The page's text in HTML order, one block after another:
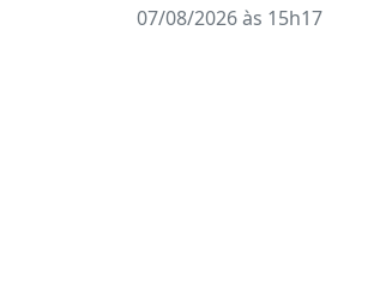
07/08/2026 às 15h17